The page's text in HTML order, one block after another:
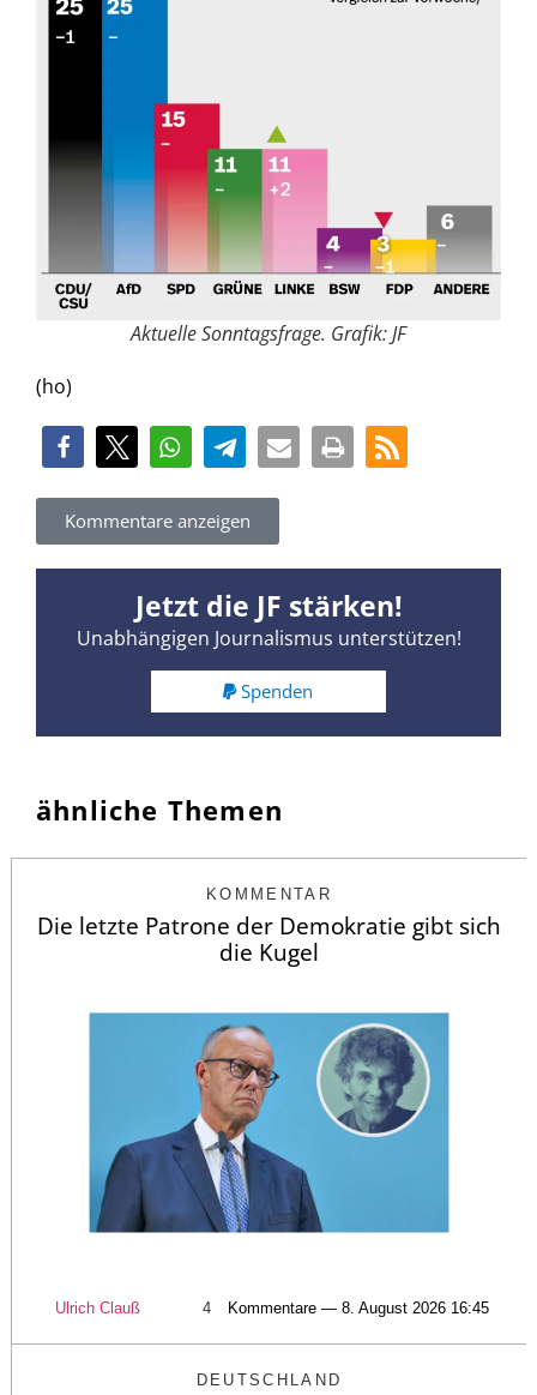
Aktuelle Sonntagsfrage. Grafik: JF
(ho)
Kommentare anzeigen
Jetzt die JF stärken!
Unabhängigen Journalismus unterstützen!
Spenden
ähnliche Themen
KOMMENTAR
Die letzte Patrone der Demokratie gibt sich
die Kugel
Ulrich Clauß 4 Kommentare — 8. August 2026 16:45
DEUTSCHLAND